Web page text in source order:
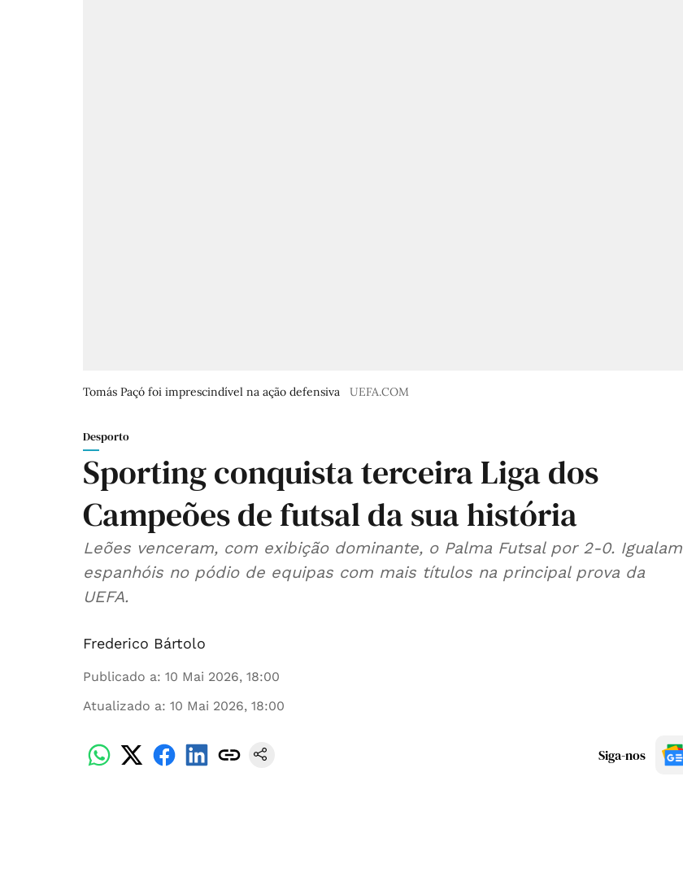
Tomás Paçó foi imprescindível na ação defensiva UEFA.COM
Desporto
Sporting conquista terceira Liga dos
Campeões de futsal da sua história
Leões venceram, com exibição dominante, o Palma Futsal por 2-0. Igualam
espanhóis no pódio de equipas com mais títulos na principal prova da
UEFA.
Frederico Bártolo
Publicado a: 10 Mai 2026, 18:00
Atualizado a: 10 Mai 2026, 18:00
Siga-nos